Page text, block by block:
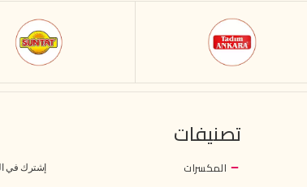
تصنيفات
المكسرات
إشترك في